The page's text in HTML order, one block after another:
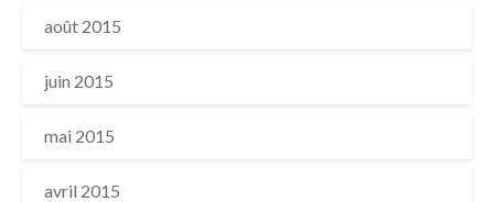
août 2015
juin 2015
mai 2015
avril 2015